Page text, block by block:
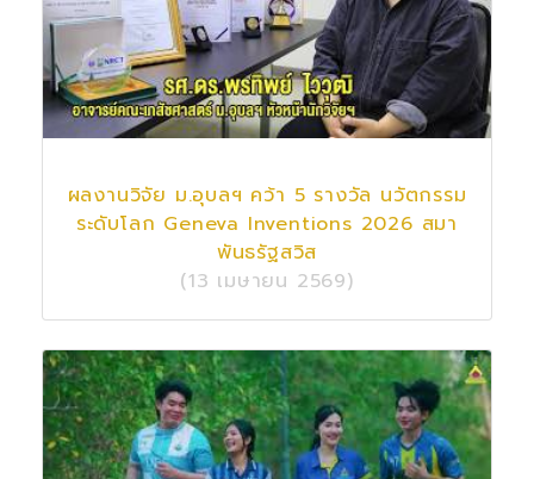
ผลงานวิจัย ม.อุบลฯ คว้า 5 รางวัล นวัตกรรม
ระดับโลก Geneva Inventions 2026 สมา
พันธรัฐสวิส
(13 เมษายน 2569)